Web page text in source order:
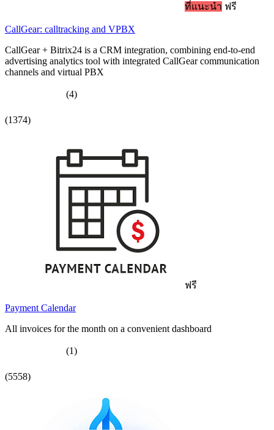
ที่แนะนำ ฟรี
CallGear: calltracking and VPBX
CallGear + Bitrix24 is a CRM integration, combining end-to-end
advertising analytics tool with integrated CallGear communication
channels and virtual PBX
(4)
(1374)
ฟรี
Payment Calendar
All invoices for the month on a convenient dashboard
(1)
(5558)